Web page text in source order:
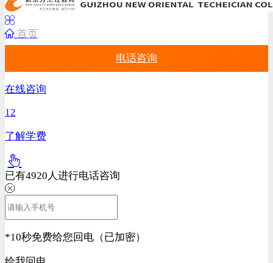
首页
电话咨询
在线咨询
12
了解学费
已有4920 人进行电话咨询
*10秒免费给您回电（已加密）